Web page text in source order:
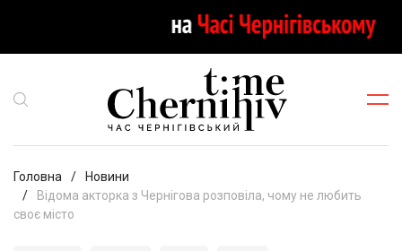
Головна
Новини
Відома акторка з Чернігова розповіла, чому не любить
своє місто